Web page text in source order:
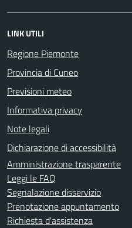
LINK UTILI
Regione Piemonte
Provincia di Cuneo
Previsioni meteo
Informativa privacy
Note legali
Dichiarazione di accessibilità
Amministrazione trasparente
Leggi le FAQ
Segnalazione disservizio
Prenotazione appuntamento
Richiesta d'assistenza